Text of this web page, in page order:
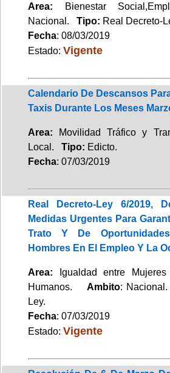
Area: Bienestar
Nacional. Tipo: Real Decreto-
Fecha: 08/03/2019
Estado: Vigente
Calendario De Descansos
Taxis Durante Los Meses
Area: Movilidad Tráfico y
Local. Tipo: Edicto.
Fecha: 07/03/2019
Real Decreto-Ley 6/2019,
Medidas Urgentes Para
Trato Y De
Hombres En El Empleo Y La
Area: Igualdad entre Mujeres
Humanos. Ambito:
Ley.
Fecha: 07/03/2019
Estado: Vigente